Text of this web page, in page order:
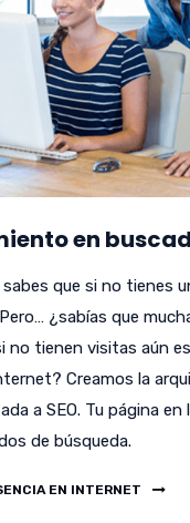
en
que si no tienes
¿sabías que
no tienen visitas aún
Creamos la
a SEO. Tu página en
de búsqueda.
EN INTERNET